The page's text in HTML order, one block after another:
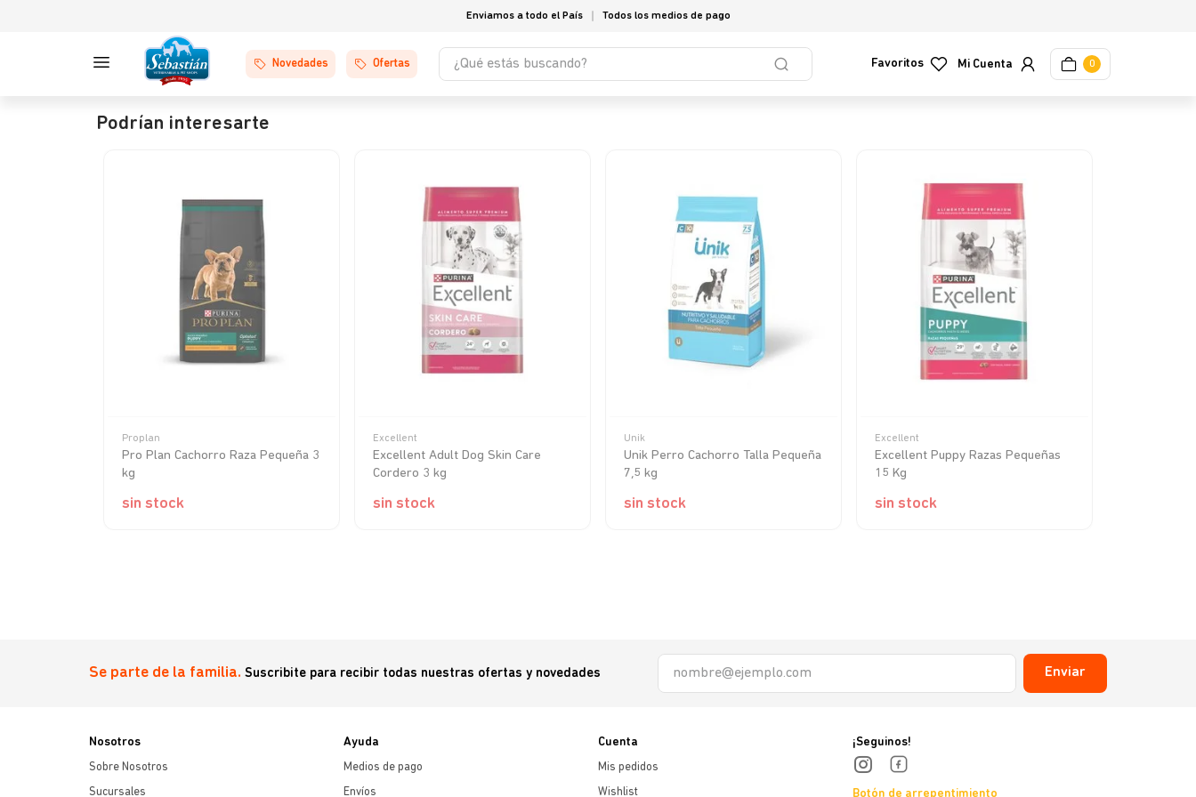
Enviamos a todo el País Todos los medios de pago
Novedades Ofertas
¿Qué estás buscando?
Favoritos 0
Podrían interesarte
Proplan
Pro Plan Cachorro Raza Pequeña 3
kg
sin stock
Excellent
Excellent Adult Dog Skin Care
Cordero 3 kg
sin stock
Unik
Unik Perro Cachorro Talla Pequeña
7,5 kg
sin stock
Excellent
Excellent Puppy Razas Pequeñas
15 Kg
sin stock
Se parte de la familia. Suscribite para recibir todas nuestras ofertas y novedades Enviar
Nosotros
Sobre Nosotros
Sucursales
Ayuda
Medios de pago
Envíos
Cuenta
Mis pedidos
Wishlist
¡Seguinos!
Botón de arrepentimiento